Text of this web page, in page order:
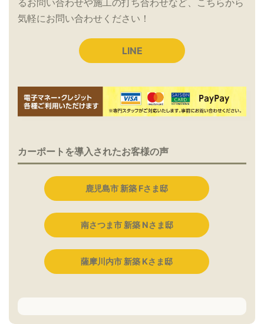
るお問い合わせや施工の打ち合わせなど、こちらから
気軽にお問い合わせください！
LINE
カーポートを導入されたお客様の声
鹿児島市 新築 Fさま邸
南さつま市 新築 Nさま邸
薩摩川内市 新築 Kさま邸